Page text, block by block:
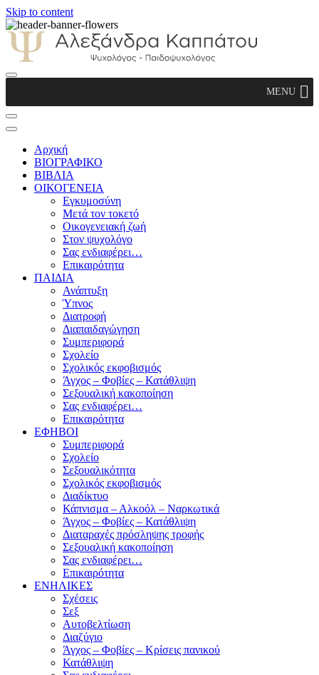
Skip to content
Παιδοψυχολόγος
MENU
Αρχική
ΒΙΟΓΡΑΦΙΚΟ
ΒΙΒΛΙΑ
ΟΙΚΟΓΕΝΕΙΑ
Εγκυμοσύνη
Μετά τον τοκετό
Οικογενειακή ζωή
Στον ψυχολόγο
Σας ενδιαφέρει…
Επικαιρότητα
ΠΑΙΔΙΑ
Ανάπτυξη
Ύπνος
Διατροφή
Διαπαιδαγώγηση
Συμπεριφορά
Σχολείο
Σχολικός εκφοβισμός
Άγχος – Φοβίες – Κατάθλιψη
Σεξουαλική κακοποίηση
Σας ενδιαφέρει…
Επικαιρότητα
ΕΦΗΒΟΙ
Συμπεριφορά
Σχολείο
Σεξουαλικότητα
Σχολικός εκφοβισμός
Διαδίκτυο
Κάπνισμα – Αλκοόλ – Ναρκωτικά
Άγχος – Φοβίες – Κατάθλιψη
Διαταραχές πρόσληψης τροφής
Σεξουαλική κακοποίηση
Σας ενδιαφέρει…
Επικαιρότητα
ΕΝΗΛΙΚΕΣ
Σχέσεις
Σεξ
Αυτοβελτίωση
Διαζύγιο
Άγχος – Φοβίες – Κρίσεις πανικού
Κατάθλιψη